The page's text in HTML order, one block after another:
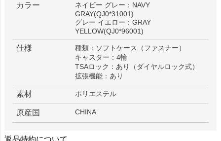
カラー
ネイビー グレー：NAVY
GRAY(QJ0*31001)
グレー イエロー：GRAY
YELLOW(QJ0*96001)
仕様
種類：ソフトケース（ファスナー）
キャスター：4輪
TSAロック：あり（ダイヤルロック式）
拡張機能：あり
素材 ポリエステル
原産国 CHINA
返品特約について